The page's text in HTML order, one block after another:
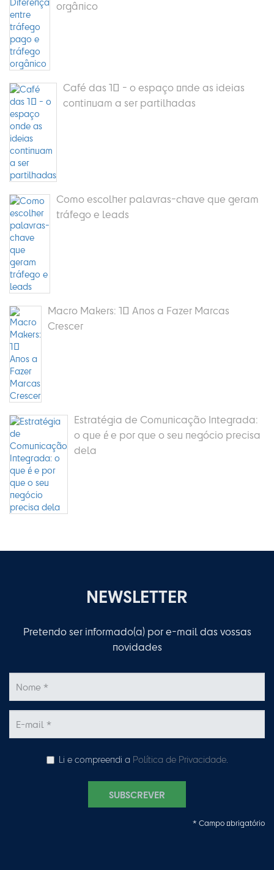
orgânico
Café das 10 - o espaço onde as ideias
continuam a ser partilhadas
Como escolher palavras-chave que geram
tráfego e leads
Macro Makers: 10 Anos a Fazer Marcas
Crescer
Estratégia de Comunicação Integrada:
o que é e por que o seu negócio precisa
dela
NEWSLETTER
Pretendo ser informado(a) por e-mail das vossas
novidades
Li e compreendi a Política de Privacidade
SUBSCREVER
* Campo obrigatório